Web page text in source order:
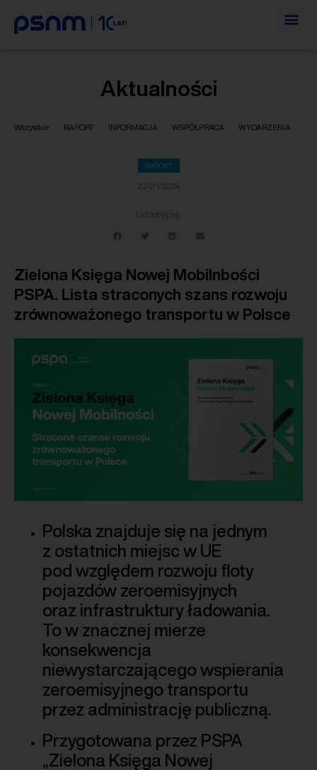
Aktualności
Wszystkie RAPORT INFORMACJA WSPÓŁPRACA WYDARZENIA
RAPORT
22/01/2024
Udostępnij:
Zielona Księga Nowej Mobilnbości
PSPA. Lista straconych szans rozwoju
zrównoważonego transportu w Polsce
Polska znajduje się na jednym
z ostatnich miejsc w UE
pod względem rozwoju floty
pojazdów zeroemisyjnych
oraz infrastruktury ładowania.
To w znacznej mierze
konsekwencja
niewystarczającego wspierania
zeroemisyjnego transportu
przez administrację publiczną.
Przygotowana przez PSPA
„Zielona Księga Nowej